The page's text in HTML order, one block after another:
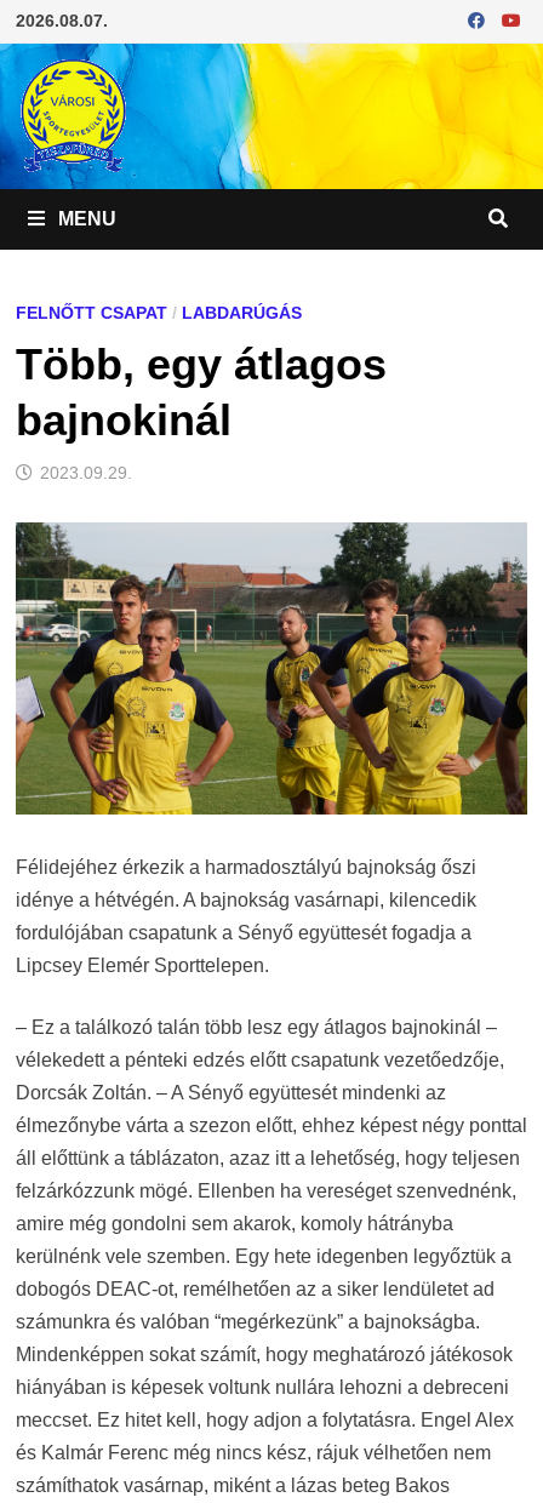
Skip
to
content
2026.08.07.
MENU
FELNŐTT CSAPAT/ LABDARÚGÁS
Több, egy átlagos
bajnokinál
2023.09.29.
Félidejéhez érkezik a harmadosztályú bajnokság őszi
idénye a hétvégén. A bajnokság vasárnapi, kilencedik
fordulójában csapatunk a Sényő együttesét fogadja a
Lipcsey Elemér Sporttelepen.
– Ez a találkozó talán több lesz egy átlagos bajnokinál –
vélekedett a pénteki edzés előtt csapatunk vezetőedzője,
Dorcsák Zoltán. – A Sényő együttesét mindenki az
élmezőnybe várta a szezon előtt, ehhez képest négy ponttal
áll előttünk a táblázaton, azaz itt a lehetőség, hogy teljesen
felzárkózzunk mögé. Ellenben ha vereséget szenvednénk,
amire még gondolni sem akarok, komoly hátrányba
kerülnénk vele szemben. Egy hete idegenben legyőztük a
dobogós DEAC-ot, remélhetően az a siker lendületet ad
számunkra és valóban “megérkezünk” a bajnokságba.
Mindenképpen sokat számít, hogy meghatározó játékosok
hiányában is képesek voltunk nullára lehozni a debreceni
meccset. Ez hitet kell, hogy adjon a folytatásra. Engel Alex
és Kalmár Ferenc még nincs kész, rájuk vélhetően nem
számíthatok vasárnap, miként a lázas beteg Bakos